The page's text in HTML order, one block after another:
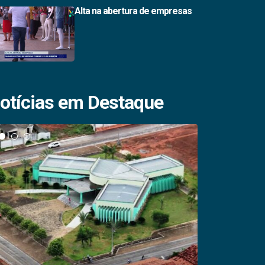
Alta na abertura de empresas
em Destaque